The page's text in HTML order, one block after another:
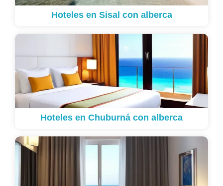
Hoteles en Sisal con alberca
Hoteles en Chuburná con alberca